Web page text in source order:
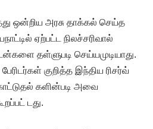
ஒன்றிய அரசு தாக்கல் செய்த
ஏற்பட்ட நிலச்சரிவால்
தள்ளுபடி செய்யமுடியாது.
குறித்த இந்திய ரிசர்வ்
களின்படி அவை
டது.